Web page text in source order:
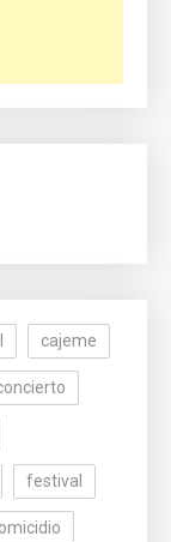
cajeme
festival